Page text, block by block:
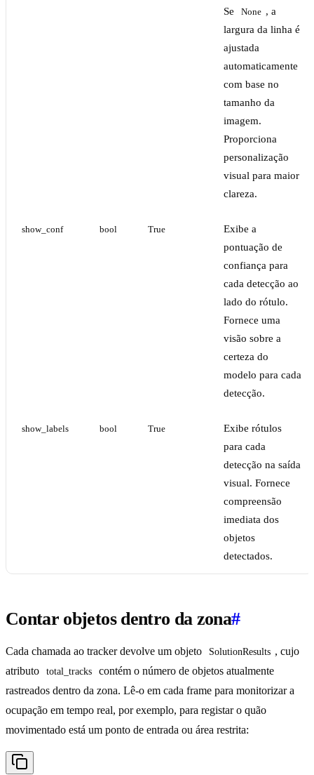
Se None , a
largura da linha é
ajustada
automaticamente
com base no
tamanho da
imagem.
Proporciona
personalização
visual para maior
clareza.
show_conf bool True
Exibe a
pontuação de
confiança para
cada detecção ao
lado do rótulo.
Fornece uma
visão sobre a
certeza do
modelo para cada
detecção.
show_labels bool True
Exibe rótulos
para cada
detecção na saída
visual. Fornece
compreensão
imediata dos
objetos
detectados.
Contar objetos dentro da zona#
Cada chamada ao tracker devolve um objeto SolutionResults , cujo
atributo
total_tracks
contém o número de objetos atualmente
rastreados dentro da zona. Lê-o em cada frame para monitorizar a
ocupação em tempo real, por exemplo, para registar o quão
movimentado está um ponto de entrada ou área restrita: